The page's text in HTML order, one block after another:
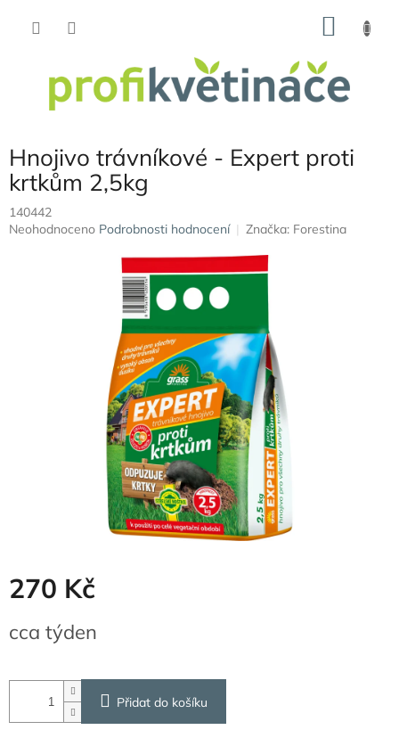
Hnojivo trávníkové - Expert proti
krtkům 2,5kg
140442
Průměrné
Neohodnoceno Podrobnosti hodnocení Značka: Forestina
270 Kč
cena:
cca týden
Přidat do košíku